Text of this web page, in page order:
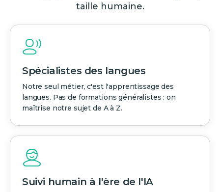
taille humaine.
Spécialistes des langues
Notre seul métier, c'est l'apprentissage des
langues. Pas de formations généralistes : on
maîtrise notre sujet de A à Z.
Suivi humain à l'ère de l'IA